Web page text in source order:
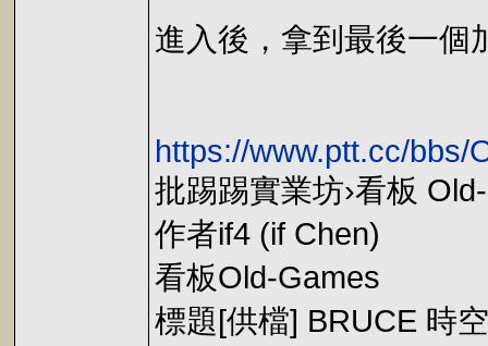
進入後，拿到最後一個
https://www.ptt.cc/bbs/
批踢踢實業坊›看板
作者if4 (if Chen)
看板Old-Games
標題[供檔] BRUCE 時